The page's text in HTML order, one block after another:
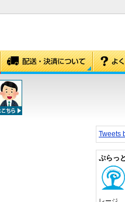
Tweets
ぷらっ